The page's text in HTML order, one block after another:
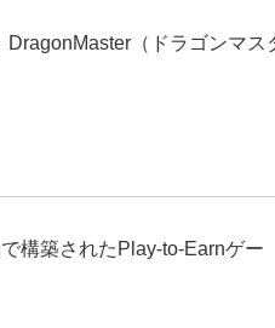
（ドラゴンマス
構築されたPlay-to-Earnゲー